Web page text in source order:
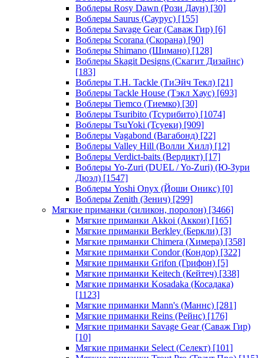
Воблеры Rosy Dawn (Рози Даун) [30]
Воблеры Saurus (Саурус) [155]
Воблеры Savage Gear (Саваж Гир) [6]
Воблеры Scorana (Скорана) [90]
Воблеры Shimano (Шимано) [128]
Воблеры Skagit Designs (Скагит Дизайнс)
[183]
Воблеры T.H. Tackle (ТиЭйч Текл) [21]
Воблеры Tackle House (Тэкл Хаус) [693]
Воблеры Tiemco (Тиемко) [30]
Воблеры Tsuribito (Тсурибито) [1074]
Воблеры TsuYoki (Тсуеки) [909]
Воблеры Vagabond (Вагабонд) [22]
Воблеры Valley Hill (Волли Хилл) [12]
Воблеры Verdict-baits (Вердикт) [17]
Воблеры Yo-Zuri (DUEL / Yo-Zuri) (Ю-Зури
Дюэл) [1547]
Воблеры Yoshi Onyx (Йоши Оникс) [0]
Воблеры Zenith (Зенич) [299]
Мягкие приманки (силикон, поролон) [3466]
Мягкие приманки Akkoi (Аккои) [165]
Мягкие приманки Berkley (Беркли) [3]
Мягкие приманки Chimera (Химера) [358]
Мягкие приманки Condor (Кондор) [322]
Мягкие приманки Grifon (Грифон) [5]
Мягкие приманки Keitech (Кейтеч) [338]
Мягкие приманки Kosadaka (Косадака)
[1123]
Мягкие приманки Mann's (Маннс) [281]
Мягкие приманки Reins (Рейнс) [176]
Мягкие приманки Savage Gear (Саваж Гир)
[10]
Мягкие приманки Select (Селект) [101]